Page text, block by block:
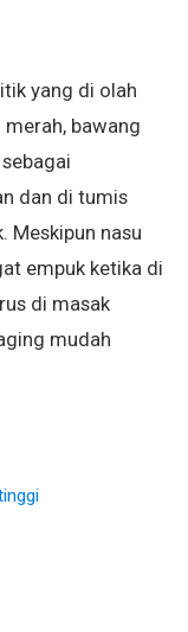
yang di olah
bawang
dan di tumis
Meskipun nasu
empuk ketika di
di masak
mudah